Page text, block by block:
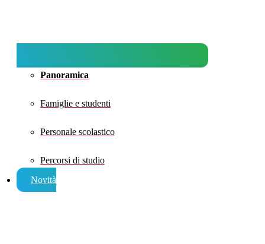
Panoramica
Famiglie e studenti
Personale scolastico
Percorsi di studio
Novità